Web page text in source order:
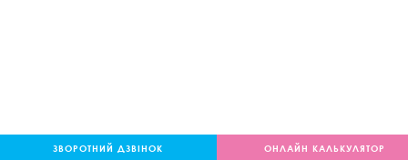
ЗВОРОТНИЙ ДЗВІНОК ОНЛАЙН КАЛЬКУЛЯТОР